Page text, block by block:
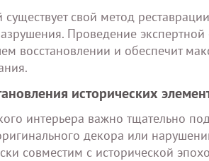
свой метод
Проведение
восстановлении и обеспечит
исторических
интерьера важно тщательно
декора или
совместим с исторической